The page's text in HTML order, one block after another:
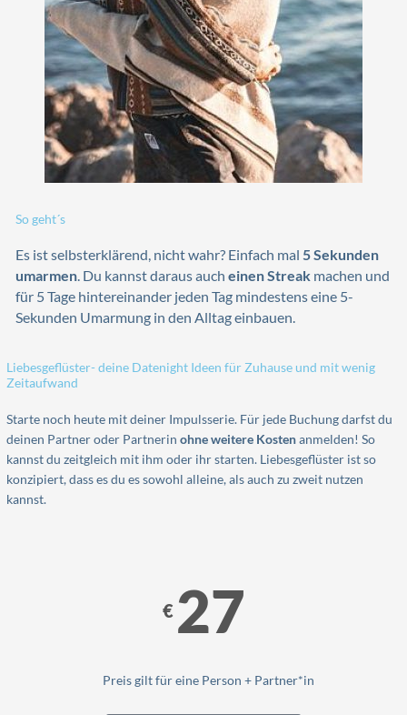
So geht´s
Es ist selbsterklärend, nicht wahr? Einfach mal5 Sekunden
umarmen. Du kannst daraus aucheinen Streak machen und
für 5 Tage hintereinander jeden Tag mindestens eine 5-
Sekunden Umarmung in den Alltag einbauen.
Liebesgeflüster- deine Datenight Ideen für Zuhause und mit wenig
Zeitaufwand
Starte noch heute mit deiner Impulsserie. Für jede Buchung darfst du
deinen Partner oder Partnerinohne weitere Kostenanmelden! So
kannst du zeitgleich mit ihm oder ihr starten. Liebesgeflüster ist so
konzipiert, dass es du es sowohl alleine, als auch zu zweit nutzen
kannst.
€ 27
Preis gilt für eine Person + Partner*in